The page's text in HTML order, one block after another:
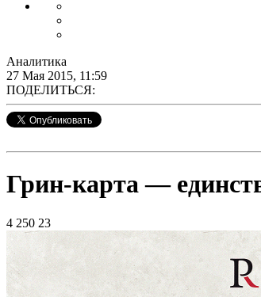
Аналитика
27 Мая 2015, 11:59
ПОДЕЛИТЬСЯ:
Грин-карта —
4 250 23